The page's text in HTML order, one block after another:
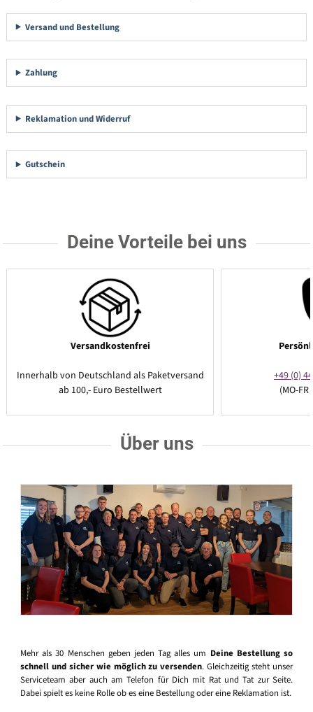
Versand und Bestellung
Zahlung
Reklamation und Widerruf
Gutschein
Deine Vorteile bei uns
Versandkostenfrei
Innerhalb von Deutschland als Paketversand
ab 100,- Euro Bestellwert
+49 (0)
(MO-
Über uns
Mehr als 30 Menschen geben jeden Tag alles um Deine Bestellung so
schnell und sicher wie möglich zu versenden. Gleichzeitig steht unser
Serviceteam aber auch am Telefon für Dich mit Rat und Tat zur Seite.
Dabei spielt es keine Rolle ob es eine Bestellung oder eine Reklamation ist.